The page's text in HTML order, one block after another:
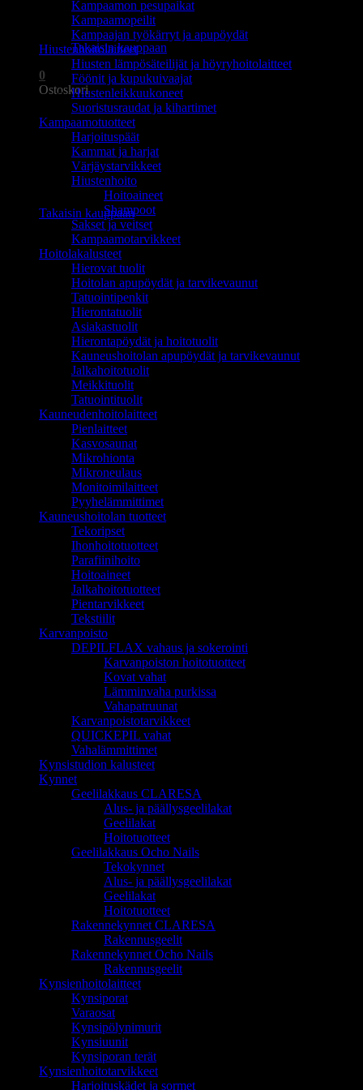
Ostoskori on tyhjä.
Takaisin kauppaan
0
Ostoskori
Ostoskori on tyhjä.
Takaisin kauppaan
Kampaamon pesupaikat
Kampaamopeilit
Kampaajan työkärryt ja apupöydät
Hiustenhoitolaitteet
Hiusten lämpösäteilijät ja höyryhoitolaitteet
Föönit ja kupukuivaajat
Hiustenleikkuukoneet
Suoristusraudat ja kihartimet
Kampaamotuotteet
Harjoituspäät
Kammat ja harjat
Värjäystarvikkeet
Hiustenhoito
Hoitoaineet
Shampoot
Sakset ja veitset
Kampaamotarvikkeet
Hoitolakalusteet
Hierovat tuolit
Hoitolan apupöydät ja tarvikevaunut
Tatuointipenkit
Hierontatuolit
Asiakastuolit
Hierontapöydät ja hoitotuolit
Kauneushoitolan apupöydät ja tarvikevaunut
Jalkahoitotuolit
Meikkituolit
Tatuointituolit
Kauneudenhoitolaitteet
Pienlaitteet
Kasvosaunat
Mikrohionta
Mikroneulaus
Monitoimilaitteet
Pyyhelämmittimet
Kauneushoitolan tuotteet
Tekoripset
Ihonhoitotuotteet
Parafiinihoito
Hoitoaineet
Jalkahoitotuotteet
Pientarvikkeet
Tekstiilit
Karvanpoisto
DEPILFLAX vahaus ja sokerointi
Karvanpoiston hoitotuotteet
Kovat vahat
Lämminvaha purkissa
Vahapatruunat
Karvanpoistotarvikkeet
QUICKEPIL vahat
Vahalämmittimet
Kynsistudion kalusteet
Kynnet
Geelilakkaus CLARESA
Alus- ja päällysgeelilakat
Geelilakat
Hoitotuotteet
Geelilakkaus Ocho Nails
Tekokynnet
Alus- ja päällysgeelilakat
Geelilakat
Hoitotuotteet
Rakennekynnet CLARESA
Rakennusgeelit
Rakennekynnet Ocho Nails
Rakennusgeelit
Kynsienhoitolaitteet
Kynsiporat
Varaosat
Kynsipölynimurit
Kynsiuunit
Kynsiporan terät
Kynsienhoitotarvikkeet
Harjoituskädet ja sormet